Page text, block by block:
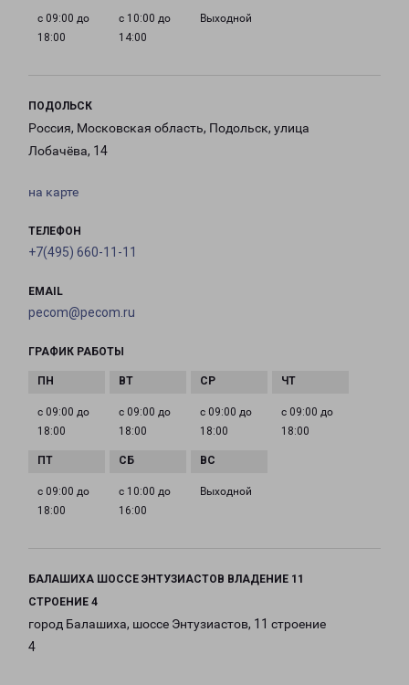
с 09:00 до
18:00
с 10:00 до
14:00
Выходной
ПОДОЛЬСК
Россия, Московская область, Подольск, улица
Лобачёва, 14
на карте
ТЕЛЕФОН
+7(495) 660-11-11
EMAIL
pecom@pecom.ru
ГРАФИК РАБОТЫ
с 09:00 до
18:00
с 09:00 до
18:00
с 09:00 до
18:00
с 09:00 до
18:00
с 09:00 до
18:00
с 10:00 до
16:00
Выходной
БАЛАШИХА ШОССЕ ЭНТУЗИАСТОВ ВЛАДЕНИЕ 11
СТРОЕНИЕ 4
город Балашиха, шоссе Энтузиастов, 11 строение
4